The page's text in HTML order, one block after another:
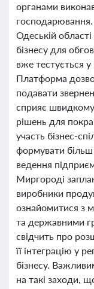
органами
Одеській
бізнесу для
вже тестується у
Платформа
подавати
сприяє
рішень для
участь бізнес-
формувати більш
ведення
Миргороді
виробники
ознайомитися з
та державними
свідчить про
її інтеграцію у
бізнесу.
на такі заходи,